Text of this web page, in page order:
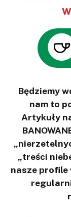
Będziemy
nam to
Artykuły
„treści
nasze profile